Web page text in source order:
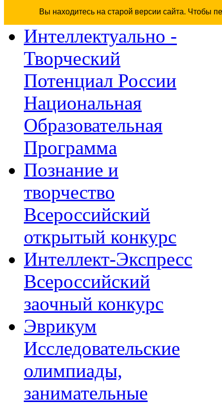
Вы находитесь на старой версии сайта. Чтобы
Интеллектуально -
Творческий
Потенциал России
Национальная
Образовательная
Программа
Познание и
творчество
Всероссийский
открытый конкурс
Интеллект-Экспресс
Всероссийский
заочный конкурс
Эврикум
Исследовательские
олимпиады,
занимательные